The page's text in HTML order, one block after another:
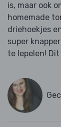
is, maar ook
homemade
driehoekjes
super
te lepelen!